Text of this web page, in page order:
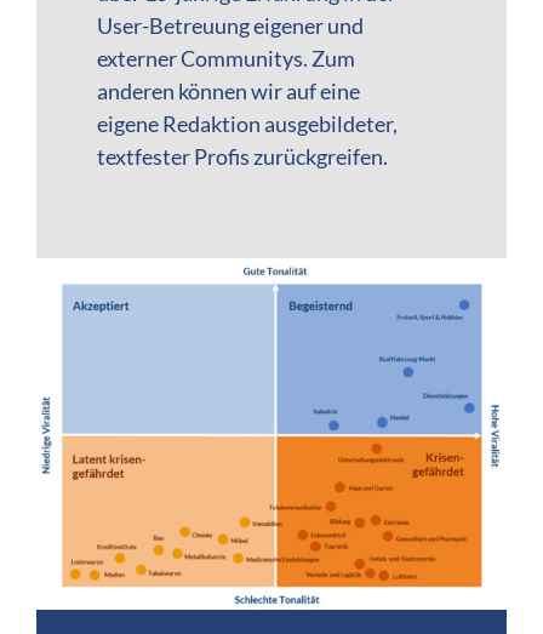
User-Betreuung eigener und
externer Communitys. Zum
anderen können wir auf eine
eigene Redaktion ausgebildeter,
textfester Profis zurückgreifen.